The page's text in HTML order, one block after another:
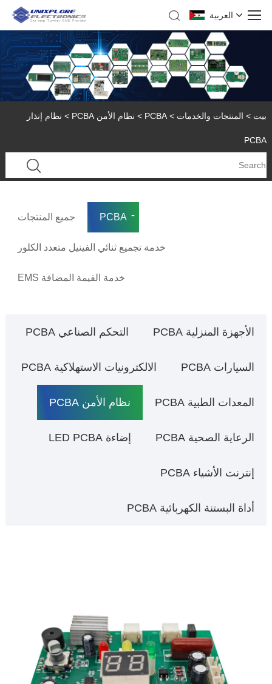
العربية
بيت > المنتجات والخدمات >
PCBA
> نظام الأمن PCBA > نظام إنذار
PCBA
جميع المنتجات PCBA
خدمة تجميع ثنائي الفينيل متعدد الكلور
خدمة القيمة المضافة EMS
الأجهزة المنزلية PCBA التحكم الصناعي PCBA
السيارات PCBA الالكترونيات الاستهلاكية PCBA
المعدات الطبية PCBA نظام الأمن PCBA
الرعاية الصحية PCBA إضاءة LED PCBA
إنترنت الأشياء PCBA
أداة البستنة الكهربائية PCBA